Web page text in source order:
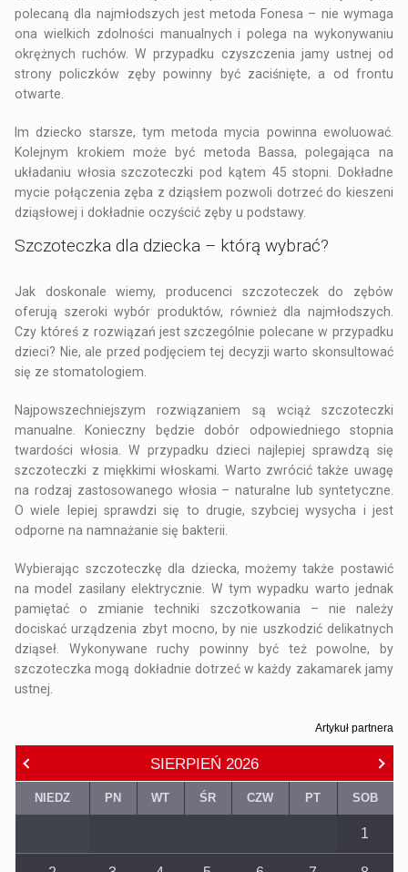
polecaną dla najmłodszych jest metoda Fonesa – nie wymaga
ona wielkich zdolności manualnych i polega na wykonywaniu
okrężnych ruchów. W przypadku czyszczenia jamy ustnej od
strony policzków zęby powinny być zaciśnięte, a od frontu
otwarte.
Im dziecko starsze, tym metoda mycia powinna ewoluować.
Kolejnym krokiem może być metoda Bassa, polegająca na
układaniu włosia szczoteczki pod kątem 45 stopni. Dokładne
mycie połączenia zęba z dziąsłem pozwoli dotrzeć do kieszeni
dziąsłowej i dokładnie oczyścić zęby u podstawy.
Szczoteczka dla dziecka – którą wybrać?
Jak doskonale wiemy, producenci szczoteczek do zębów
oferują szeroki wybór produktów, również dla najmłodszych.
Czy któreś z rozwiązań jest szczególnie polecane w przypadku
dzieci? Nie, ale przed podjęciem tej decyzji warto skonsultować
się ze stomatologiem.
Najpowszechniejszym rozwiązaniem są wciąż szczoteczki
manualne. Konieczny będzie dobór odpowiedniego stopnia
twardości włosia. W przypadku dzieci najlepiej sprawdzą się
szczoteczki z miękkimi włoskami. Warto zwrócić także uwagę
na rodzaj zastosowanego włosia – naturalne lub syntetyczne.
O wiele lepiej sprawdzi się to drugie, szybciej wysycha i jest
odporne na namnażanie się bakterii.
Wybierając szczoteczkę dla dziecka, możemy także postawić
na model zasilany elektrycznie. W tym wypadku warto jednak
pamiętać o zmianie techniki szczotkowania – nie należy
dociskać urządzenia zbyt mocno, by nie uszkodzić delikatnych
dziąseł. Wykonywane ruchy powinny być też powolne, by
szczoteczka mogą dokładnie dotrzeć w każdy zakamarek jamy
ustnej.
Artykuł partnera
SIERPIEŃ 2026
NIEDZ PN WT ŚR CZW PT SOB
1